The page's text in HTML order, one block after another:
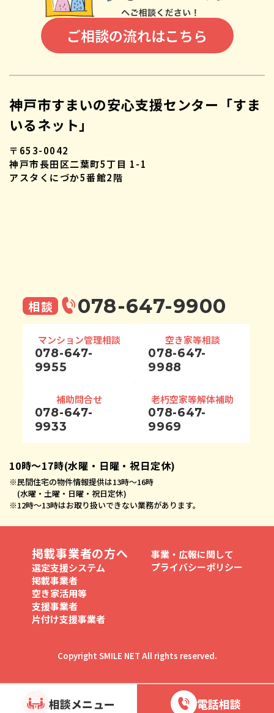
相談メニュー 電話相談
ご相談の流れはこちら
神戸市すまいの安心支援センター「すま
いるネット」
〒653-0042
神戸市長田区二葉町5丁目 1-1
アスタくにづか5番館2階
相談 078-647-9900
マンション管理相談
078-647-
9955
空き家等相談
078-647-
9988
補助問合せ
078-647-
9933
老朽空家等解体補助
078-647-
9969
10時〜17時(水曜・日曜・祝日定休)
※民間住宅の物件情報提供は13時〜16時
(水曜・土曜・日曜・祝日定休)
※12時〜13時はお取り扱いできない業務があります。
掲載事業者の方へ
選定支援システム
掲載事業者
空き家活用等
支援事業者
片付け支援事業者
事業・広報に関して
プライバシーポリシー
Copyright SMILE NET All rights reserved.